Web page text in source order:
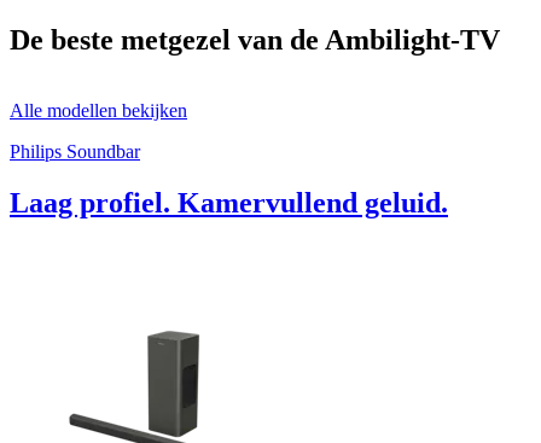
De beste metgezel van de Ambilight-TV
Alle modellen bekijken
Philips Soundbar
Laag profiel. Kamervullend geluid.